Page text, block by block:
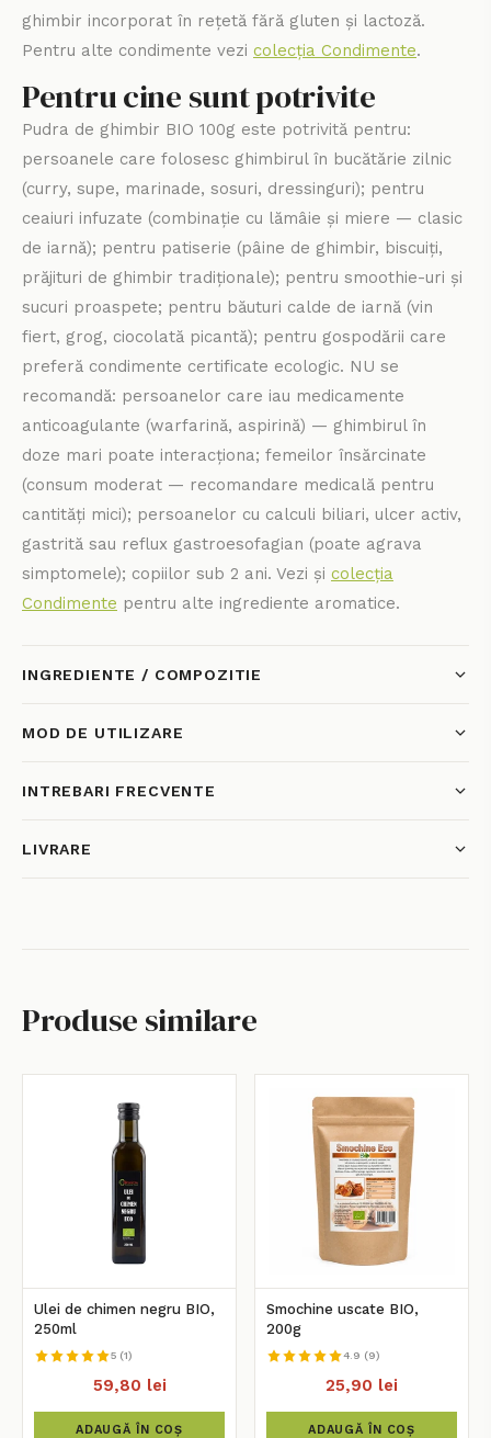
ghimbir incorporat în rețetă fără gluten și lactoză.
Pentru alte condimente vezi colecția Condimente.
Pentru cine sunt potrivite
Pudra de ghimbir BIO 100g este potrivită pentru:
persoanele care folosesc ghimbirul în bucătărie zilnic
(curry, supe, marinade, sosuri, dressinguri); pentru
ceaiuri infuzate (combinație cu lămâie și miere — clasic
de iarnă); pentru patiserie (pâine de ghimbir, biscuiți,
prăjituri de ghimbir tradiționale); pentru smoothie-uri și
sucuri proaspete; pentru băuturi calde de iarnă (vin
fiert, grog, ciocolată picantă); pentru gospodării care
preferă condimente certificate ecologic. NU se
recomandă: persoanelor care iau medicamente
anticoagulante (warfarină, aspirină) — ghimbirul în
doze mari poate interacționa; femeilor însărcinate
(consum moderat — recomandare medicală pentru
cantități mici); persoanelor cu calculi biliari, ulcer activ,
gastrită sau reflux gastroesofagian (poate agrava
simptomele); copiilor sub 2 ani. Vezi și colecția
Condimente pentru alte ingrediente aromatice.
INGREDIENTE / COMPOZITIE
MOD DE UTILIZARE
INTREBARI FRECVENTE
LIVRARE
Produse similare
Ulei de chimen negru BIO,
250ml
5 (1)
59,80 lei
ADAUGĂ ÎN COȘ
Smochine uscate BIO,
200g
4.9 (9)
25,90 lei
ADAUGĂ ÎN COȘ